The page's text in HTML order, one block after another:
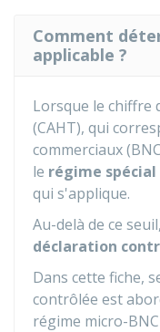
Comment
applicable ?
Lorsque le chiffre
(CAHT), qui
commerciaux
le régime spécial
qui s'applique.
Au-delà de ce
déclaration
Dans cette fiche,
contrôlée est
régime micro-